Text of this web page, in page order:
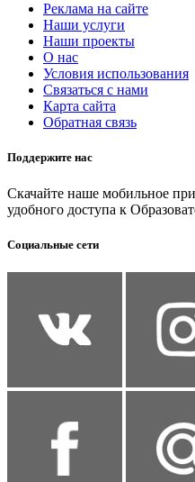
Реклама на сайте
Наши услуги
Наши проекты
О нас
Условия использования
Связаться с нами
Карта сайта
Обратная связь
Поддержите нас
Скачайте наше мобильное
удобного доступа к
Социальные сети